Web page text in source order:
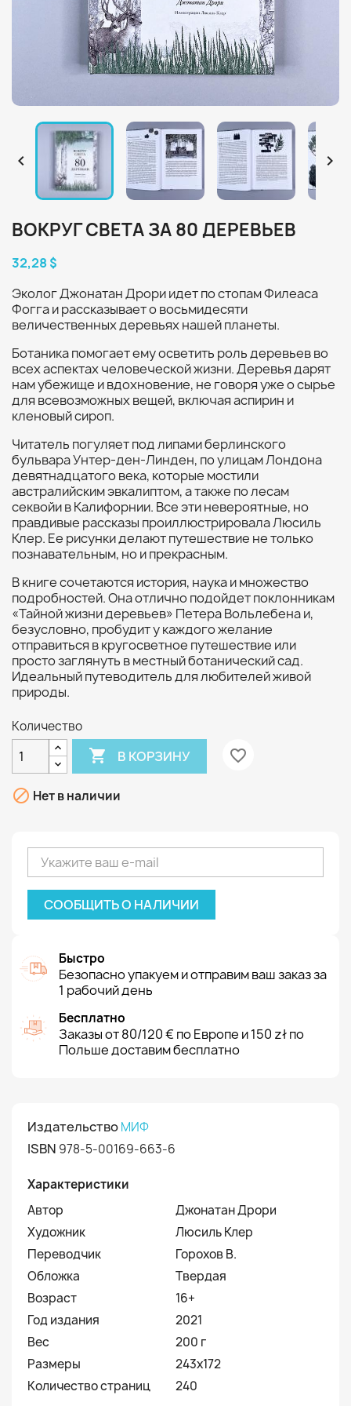
 
ВОКРУГ СВЕТА ЗА 80 ДЕРЕВЬЕВ
32,28 $
Эколог Джонатан Дрори идет по стопам Филеаса
Фогга и рассказывает о восьмидесяти
величественных деревьях нашей планеты.
Ботаника помогает ему осветить роль деревьев во
всех аспектах человеческой жизни. Деревья дарят
нам убежище и вдохновение, не говоря уже о сырье
для всевозможных вещей, включая аспирин и
кленовый сироп.
Читатель погуляет под липами берлинского
бульвара Унтер-ден-Линден, по улицам Лондона
девятнадцатого века, которые мостили
австралийским эвкалиптом, а также по лесам
секвойи в Калифорнии. Все эти невероятные, но
правдивые рассказы проиллюстрировала Люсиль
Клер. Ее рисунки делают путешествие не только
познавательным, но и прекрасным.
В книге сочетаются история, наука и множество
подробностей. Она отлично подойдет поклонникам
«Тайной жизни деревьев» Петера Вольлебена и,
безусловно, пробудит у каждого желание
отправиться в кругосветное путешествие или
просто заглянуть в местный ботанический сад.
Идеальный путеводитель для любителей живой
природы.
Количество
 В КОРЗИНУ favorite_border
 Нет в наличии
СООБЩИТЬ О НАЛИЧИИ
Быстро
Безопасно упакуем и отправим ваш заказ за
1 рабочий день
Бесплатно
Заказы от 80/120 € по Европе и 150 zł по
Польше доставим бесплатно
ИздательствоМИФ
ISBN 978-5-00169-663-6
Характеристики
Автор
Джонатан Дрори
Художник
Люсиль Клер
Переводчик
Горохов В.
Обложка
Твердая
Возраст
16+
Год издания
2021
Вес
200 г
Размеры
243x172
Количество страниц
240